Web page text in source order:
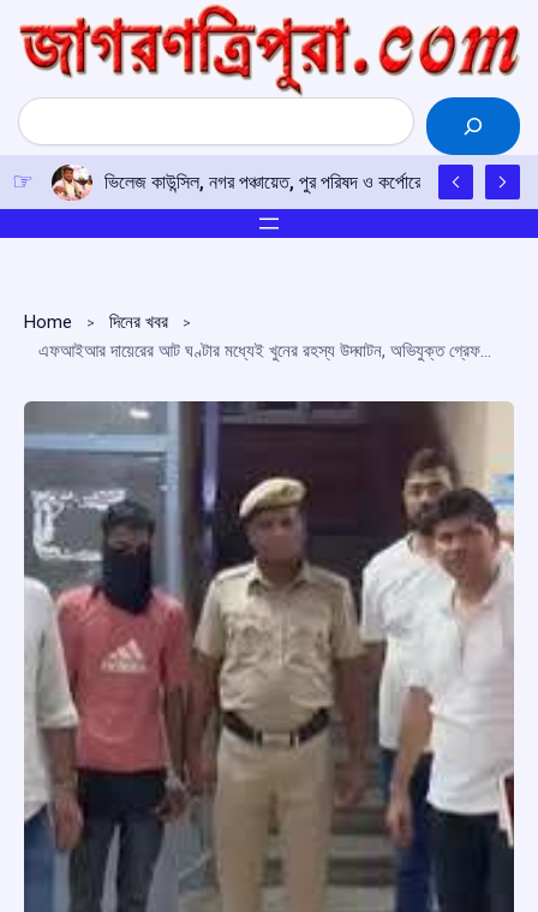
content
Search
ভিলেজ কাউন্সিল, নগর পঞ্চায়েত, পুর পরিষদ ও কর্পোরেশন নির্বাচন নিয়ে
Home
দিনের খবর
এফআইআর দায়েরের আট ঘণ্টার মধ্যেই খুনের রহস্য উদ্ঘাটন, অভিযুক্ত গ্রেফতার দিল্লি পুলিশের